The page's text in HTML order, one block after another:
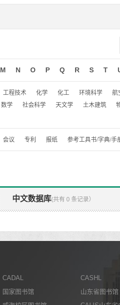
M N O P Q R S T
工程技术 化学 化工 环境科学 航
数学 社会科学 天文学 土木建筑
会议 专利 报纸 参考工具书/字典/手
中文数据库(共有 0 条记录）
CADAL
CASHL
国家图书馆
山东省图书馆